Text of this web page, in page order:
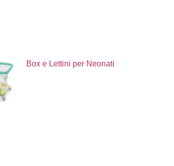
Box e Lettini per Neonati